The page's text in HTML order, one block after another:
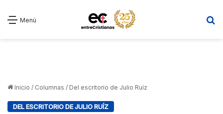
Menú
Inicio / Columnas / Del escritorio de Julio Ruíz
DEL ESCRITORIO DE JULIO RUÍZ